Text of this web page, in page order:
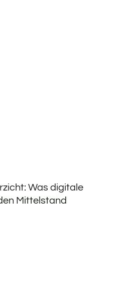
Was digitale
Mittelstand